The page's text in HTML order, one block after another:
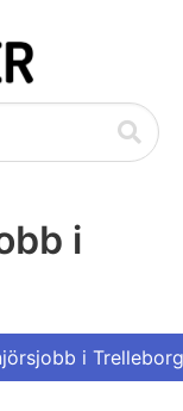
i
i Trelleborg